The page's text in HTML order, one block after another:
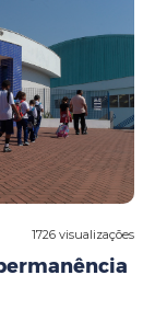
1726 visualizações